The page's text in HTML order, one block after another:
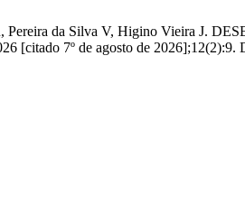
Pereira da Silva V, Higino Vieira
[citado 7º de agosto de